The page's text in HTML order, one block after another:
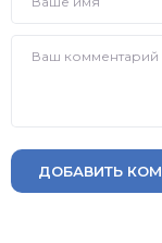
ДОБАВИТЬ